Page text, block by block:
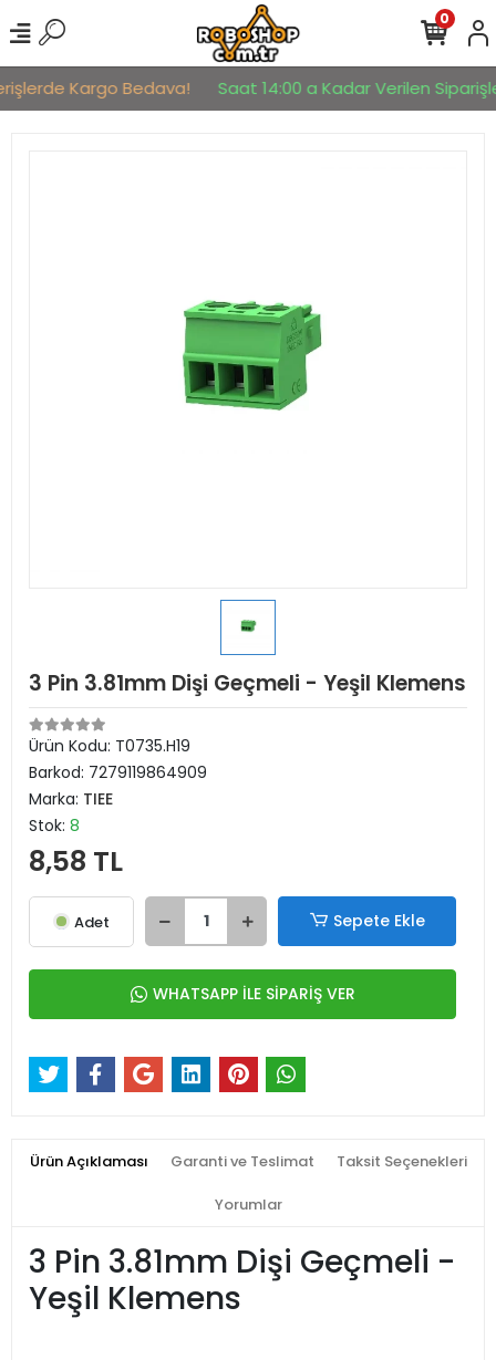
Kargo Bedava! Saat 14:00 a Kadar Verilen
0
3 Pin 3.81mm Dişi Geçmeli - Yeşil Klemens
Ürün Kodu: T0735.H19
Barkod: 7279119864909
Marka: TIEE
Stok: 8
8,58 TL
Adet Sepete Ekle
WHATSAPP İLE SİPARİŞ VER
Ürün Açıklaması Garanti ve Teslimat Taksit Seçenekleri
Yorumlar
3 Pin 3.81mm Dişi Geçmeli -
Yeşil Klemens